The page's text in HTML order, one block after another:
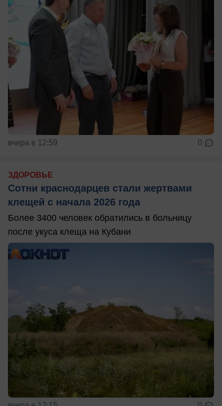
вчера в 12:59 0
ЗДОРОВЬЕ
Сотни краснодарцев стали жертвами
клещей с начала 2026 года
Более 3400 человек обратились в больницу
после укуса клеща на Кубани